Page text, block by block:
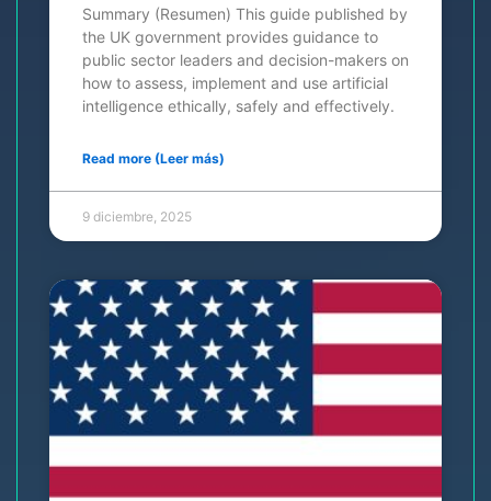
Summary (Resumen) This guide published by
the UK government provides guidance to
public sector leaders and decision-makers on
how to assess, implement and use artificial
intelligence ethically, safely and effectively.
Read more (Leer más)
9 diciembre, 2025